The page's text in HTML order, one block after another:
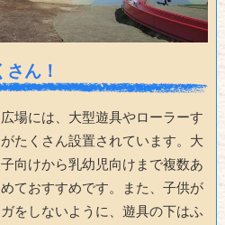
ん！
場には、大型遊具やローラーす
たくさん設置されています。大
向けから乳幼児向けまで複数あ
ておすすめです。また、子供が
をしないように、遊具の下はふ